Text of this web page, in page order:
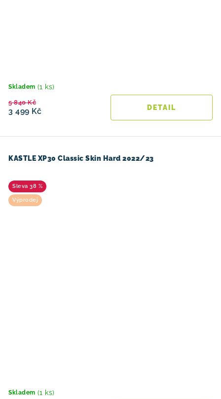
Skladem (1 ks)
3 499 Kč
5 840 Kč
KASTLE XP30 Classic Skin Hard 2022/23
38 %
Výprodej
Skladem (1 ks)